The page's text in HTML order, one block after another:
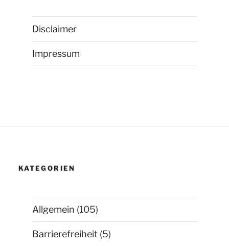
Disclaimer
Impressum
KATEGORIEN
Allgemein (105)
Barrierefreiheit (5)